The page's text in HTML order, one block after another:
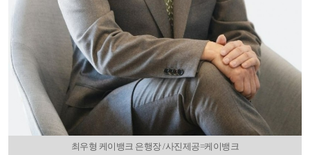
최우형 케이뱅크 은행장 /사진제공=케이뱅크